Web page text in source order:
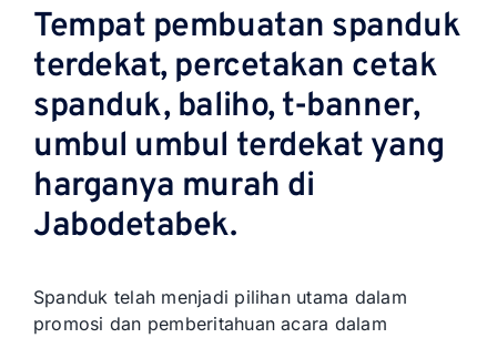
Tempat pembuatan spanduk
terdekat, percetakan cetak
spanduk, baliho, t-banner,
umbul umbul terdekat yang
harganya murah di
Jabodetabek.
Spanduk telah menjadi pilihan utama dalam
promosi dan pemberitahuan acara dalam